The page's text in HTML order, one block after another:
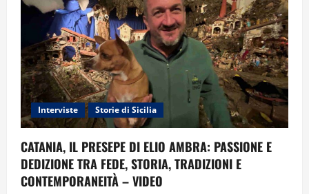
Interviste Storie di Sicilia
CATANIA, IL PRESEPE DI ELIO AMBRA: PASSIONE E
DEDIZIONE TRA FEDE, STORIA, TRADIZIONI E
CONTEMPORANEITÀ – VIDEO